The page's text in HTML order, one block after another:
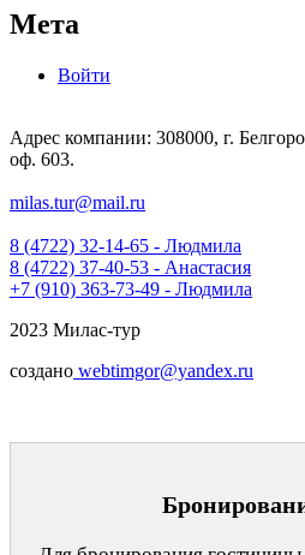
Мета
Войти
Адрес компании: 308000, г.
оф. 603.
milas.tur@mail.ru
8 (4722) 32-14-65 - Людмила
8 (4722) 37-40-53 - Анастасия
+7 (910) 363-73-49 - Людмила
2023 Милас-тур
создано webtimgor@yandex.ru